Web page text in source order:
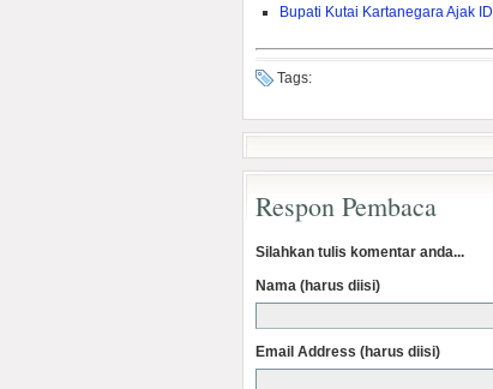
Bupati Kutai Kartanegara Ajak
Tags:
Respon Pembaca
Silahkan tulis komentar anda...
Nama (harus diisi)
Email Address (harus diisi)